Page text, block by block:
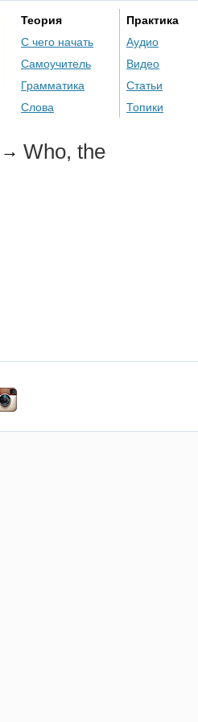
Теория
С чего начать
Самоучитель
Грамматика
Слова
Практика
Аудио
Видео
Статьи
Топики
→ Who, the